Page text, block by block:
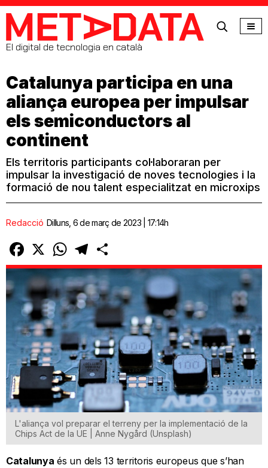
MetaData
El digital de tecnologia en català
Catalunya participa en una
aliança europea per impulsar
els semiconductors al
continent
Els territoris participants col·laboraran per
impulsar la investigació de noves tecnologies i la
formació de nou talent especialitzat en microxips
Redacció Dilluns, 6 de març de 2023 | 17:14h
Facebook
X WhatsAppTelegram
L'aliança vol preparar el terreny per la implementació de la
Chips Act de la UE | Anne Nygård (Unsplash)
Catalunya és un dels 13 territoris europeus que s’han